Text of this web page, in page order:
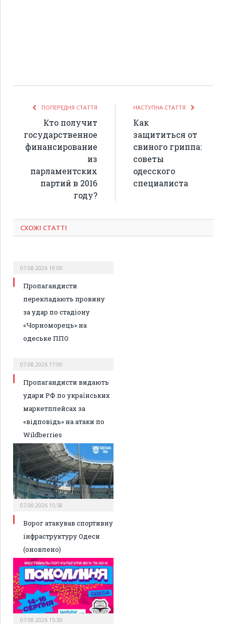
ПОПЕРЕДНЯ СТАТТЯ
Кто получит
государственное
финансирование
из
парламентских
партий в 2016
году?
НАСТУПНА СТАТТЯ
Как
защититься от
свиного гриппа:
советы
одесского
специалиста
СХОЖІ СТАТТІ
07.08.2026 19:00
Пропагандисти
перекладають провину
за удар по стадіону
«Чорноморець» на
одеське ППО
07.08.2026 17:00
Пропагандисти видають
удари РФ по українських
маркетплейсах за
«відповідь» на атаки по
Wildberries
07.08.2026 15:58
Ворог атакував спортивну
інфраструктуру Одеси
(оновлено)
07.08.2026 15:30